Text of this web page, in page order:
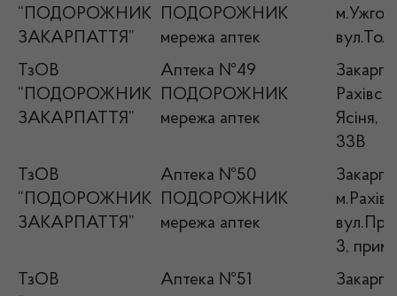
“ПОДОРОЖНИК
ЗАКАРПАТТЯ”
ПОДОРОЖНИК
мережа аптек
ТзОВ
“ПОДОРОЖНИК
ЗАКАРПАТТЯ”
Аптека №49
ПОДОРОЖНИК
мережа аптек
Ясіня,
33В
ТзОВ
“ПОДОРОЖНИК
ЗАКАРПАТТЯ”
Аптека №50
ПОДОРОЖНИК
мережа аптек
м.Рахів,
3,
ТзОВ
Аптека №51